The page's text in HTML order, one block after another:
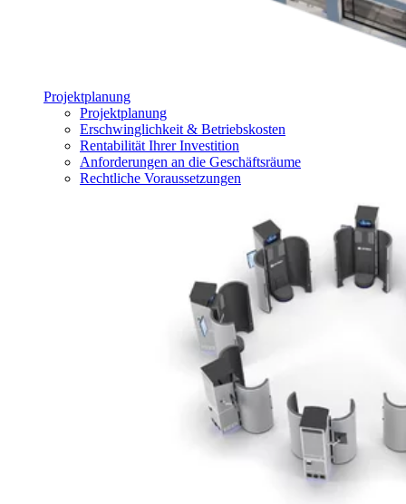
Projektplanung
Projektplanung
Erschwinglichkeit & Betriebskosten
Rentabilität Ihrer Investition
Anforderungen an die Geschäftsräume
Rechtliche Voraussetzungen